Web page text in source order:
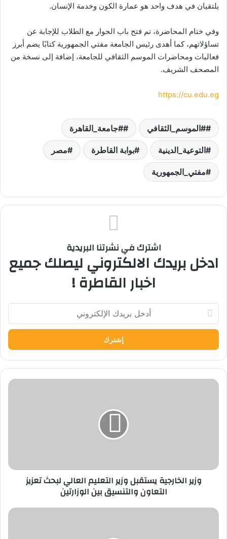
يلتقيان في هدف واحد هو عمارة الكون وخدمة الإنسان.
وفي ختام المحاضرة، تم فتح باب الحوار مع الطلاب للإجابة عن
تساؤلاتهم، كما أهدى رئيس الجامعة مفتي الجمهورية كتابًا يضم أبرز
فعاليات ومحاضرات الموسم الثقافي للجامعة، إضافة إلى نسخة من
المصحف الشريف.
https://cu.edu.eg⁠
#الموسم_الثقافي #جامعة_القاهرة
التوعية_الدينية بوابة القاطرة مصر
مفتي_الجمهورية
اشترك في نشرتنا البريدية
ادخل بريدك الالكتروني ليصلك جميع
اخبار القاطرة !
أدخل
بريدك
الإلكتروني
وزير
التعاون
والتنسيقوزير الخارجية يستقبل وزير التعليم العالي لبحث تعزيز
التعاون والتنسيق بين الوزارتين
وزارة